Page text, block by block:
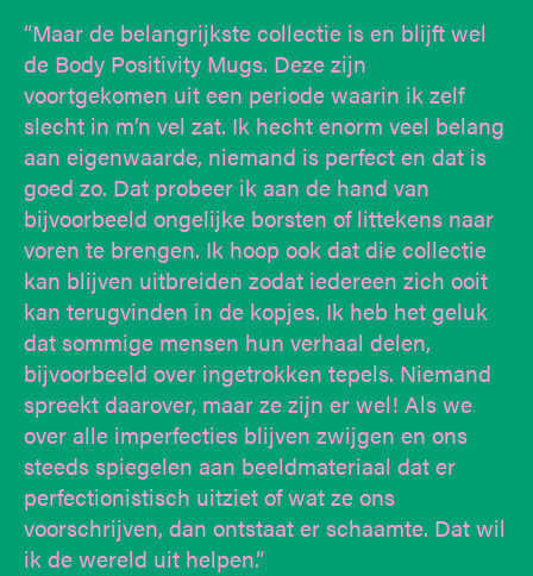
“Maar de belangrijkste collectie is en blijft wel
de Body Positivity Mugs. Deze zijn
voortgekomen uit een periode waarin ik zelf
slecht in m’n vel zat. Ik hecht enorm veel belang
aan eigenwaarde, niemand is perfect en dat is
goed zo. Dat probeer ik aan de hand van
bijvoorbeeld ongelijke borsten of littekens naar
voren te brengen. Ik hoop ook dat die collectie
kan blijven uitbreiden zodat iedereen zich ooit
kan terugvinden in de kopjes. Ik heb het geluk
dat sommige mensen hun verhaal delen,
bijvoorbeeld over ingetrokken tepels. Niemand
spreekt daarover, maar ze zijn er wel! Als we
over alle imperfecties blijven zwijgen en ons
steeds spiegelen aan beeldmateriaal dat er
perfectionistisch uitziet of wat ze ons
voorschrijven, dan ontstaat er schaamte. Dat wil
ik de wereld uit helpen.”